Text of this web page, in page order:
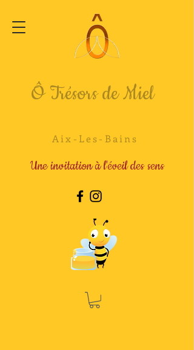
Ô Trésors de Miel
Aix-Les-Bains
Une invitation à l'éveil des sens